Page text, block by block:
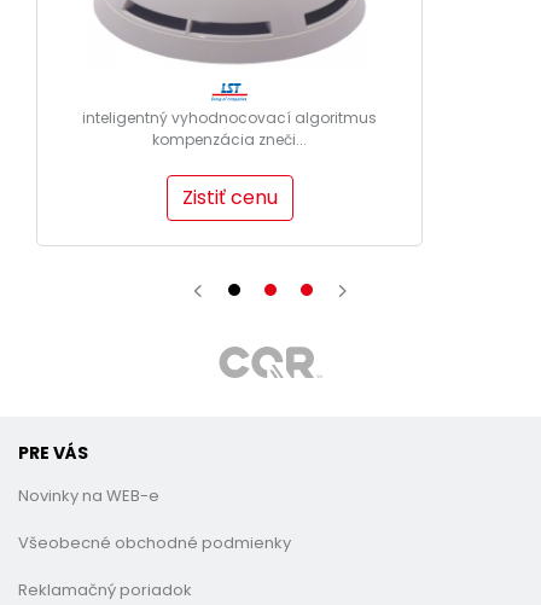
inteligentný vyhodnocovací algoritmus
kompenzácia zneči...
Zistiť cenu
PRE VÁS
Novinky na WEB-e
Všeobecné obchodné podmienky
Reklamačný poriadok